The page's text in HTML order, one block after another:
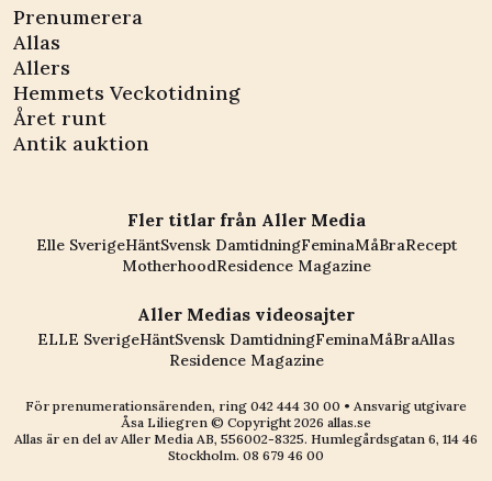
Prenumerera
Allas
Allers
Hemmets Veckotidning
Året runt
Antik auktion
Fler titlar från Aller Media
Elle SverigeHäntSvensk DamtidningFeminaMåBraRecept
MotherhoodResidence Magazine
Aller Medias videosajter
ELLE SverigeHäntSvensk DamtidningFeminaMåBraAllas
Residence Magazine
För prenumerationsärenden, ring 042 444 30 00 • Ansvarig utgivare
Åsa Liliegren © Copyright2026 allas.se
Allas är en del av Aller Media AB, 556002-8325. Humlegårdsgatan 6, 114 46
Stockholm. 08 679 46 00